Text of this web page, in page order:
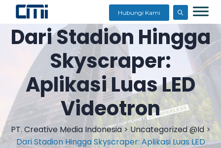
Hubungi Kami
Dari Stadion Hingga
Skyscraper:
Aplikasi Luas LED
Videotron
PT. Creative Media Indonesia> Uncategorized @id>
Dari Stadion Hingga Skyscraper: Aplikasi Luas LED